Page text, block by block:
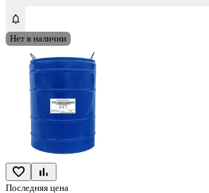
Нет в наличии
Последняя цена